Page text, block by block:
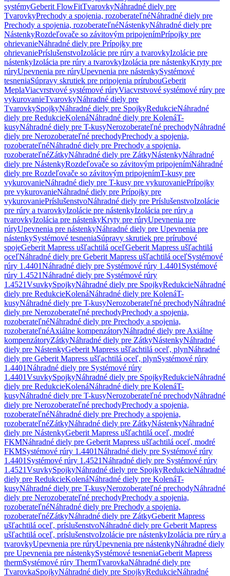
systémyGeberit FlowFitTvarovkyNáhradné diely pre
TvarovkyPrechody a spojenia, rozoberateľnéNáhradné diely pre
Prechody a spojenia, rozoberateľnéNástenkyNáhradné diely pre
NástenkyRozdeľovače so závitovým pripojenímPrípojky pre
ohrievanieNáhradné diely pre Prípojky pre
ohrievaniePríslušenstvoIzolácie pre rúry a tvarovkyIzolácie pre
nástenkyIzolácia pre rúry a tvarovkyIzolácia pre nástenkyKryty pre
rúryUpevnenia pre rúryUpevnenia pre nástenkySystémové
tesneniaSúpravy skrutiek pre pripojenia prírubouGeberit
MeplaViacvrstvové systémové rúryViacvrstvové systémové rúry pre
vykurovanieTvarovkyNáhradné diely pre
TvarovkySpojkyNáhradné diely pre SpojkyRedukcieNáhradné
diely pre RedukcieKolenáNáhradné diely pre KolenáT-
kusyNáhradné diely pre T-kusyNerozoberateľné prechodyNáhradné
diely pre Nerozoberateľné prechodyPrechody a spojenia,
rozoberateľnéNáhradné diely pre Prechody a spojenia,
rozoberateľnéZátkyNáhradné diely pre ZátkyNástenkyNáhradné
diely pre NástenkyRozdeľovače so závitovým pripojenímNáhradné
diely pre Rozdeľovače so závitovým pripojenímT-kusy pre
vykurovanieNáhradné diely pre T-kusy pre vykurovaniePrípojky
pre vykurovanieNáhradné diely pre Prípojky pre
vykurovaniePríslušenstvoNáhradné diely pre PríslušenstvoIzolácie
pre rúry a tvarovkyIzolácie pre nástenkyIzolácia pre rúry a
tvarovkyIzolácia pre nástenkyKryty pre rúryUpevnenia pre
rúryUpevnenia pre nástenkyNáhradné diely pre Upevnenia pre
nástenkySystémové tesneniaSúpravy skrutiek pre prírubové
spojeGeberit Mapress ušľachtilá oceľGeberit Mapress ušľachtilá
oceľNáhradné diely pre Geberit Mapress ušľachtilá oceľSystémové
rúry 1.4401Náhradné diely pre Systémové rúry 1.4401 Systémové
rúry 1.4521Náhradné diely pre Systémové rúry
1.4521VsuvkySpojkyNáhradné diely pre SpojkyRedukcieNáhradné
diely pre RedukcieKolenáNáhradné diely pre KolenáT-
kusyNáhradné diely pre T-kusyNerozoberateľné prechodyNáhradné
diely pre Nerozoberateľné prechodyPrechody a spojenia,
rozoberateľnéNáhradné diely pre Prechody a spojenia,
rozoberateľnéAxiálne kompenzátoryNáhradné diely pre Axiálne
kompenzátoryZátkyNáhradné diely pre ZátkyNástenkyNáhradné
diely pre NástenkyGeberit Mapress ušľachtilá oceľ, plynNáhradné
diely pre Geberit Mapress ušľachtilá oceľ, plynSystémové rúry
1.4401Náhradné diely pre Systémové rúry
1.4401VsuvkySpojkyNáhradné diely pre SpojkyRedukcieNáhradné
diely pre RedukcieKolenáNáhradné diely pre KolenáT-
kusyNáhradné diely pre T-kusyNerozoberateľné prechodyNáhradné
diely pre Nerozoberateľné prechodyPrechody a spojenia,
rozoberateľnéNáhradné diely pre Prechody a spojenia,
rozoberateľnéZátkyNáhradné diely pre ZátkyNástenkyNáhradné
diely pre NástenkyGeberit Mapress ušľachtilá oceľ, modré
FKMNáhradné diely pre Geberit Mapress ušľachtilá oceľ, modré
FKMSystémové rúry 1.4401Náhradné diely pre Systémové rúry
1.4401 Systémové rúry 1.4521Náhradné diely pre Systémové rúry
1.4521VsuvkySpojkyNáhradné diely pre SpojkyRedukcieNáhradné
diely pre RedukcieKolenáNáhradné diely pre KolenáT-
kusyNáhradné diely pre T-kusyNerozoberateľné prechodyNáhradné
diely pre Nerozoberateľné prechodyPrechody a spojenia,
rozoberateľnéNáhradné diely pre Prechody a spojenia,
rozoberateľnéZátkyNáhradné diely pre ZátkyGeberit Mapress
ušľachtilá oceľ, príslušenstvoNáhradné diely pre Geberit Mapress
ušľachtilá oceľ, príslušenstvoIzolácie pre nástenkyIzolácia pre rúry a
tvarovkyUpevnenia pre rúryUpevnenia pre nástenkyNáhradné diely
pre Upevnenia pre nástenkySystémové tesneniaGeberit Mapress
thermSystémové rúry ThermTvarovkaNáhradné diely pre
TvarovkaSpojkyNáhradné diely pre SpojkyRedukcieNáhradné